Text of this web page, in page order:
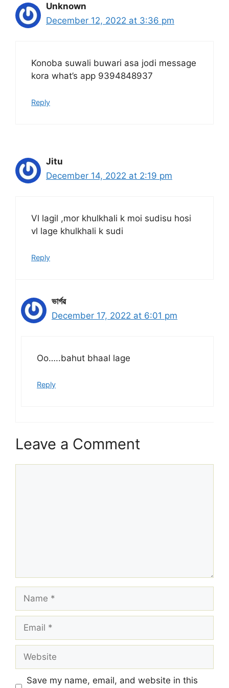
Unknown
December 12, 2022 at 3:36 pm
Konoba suwali buwari asa jodi message
kora what’s app 9394848937
Reply
Jitu
December 14, 2022 at 2:19 pm
Vl lagil ,mor khulkhali k moi sudisu hosi
vl lage khulkhali k sudi
Reply
ভাৰ্গৱ
December 17, 2022 at 6:01 pm
Oo…..bahut bhaal lage
Reply
Leave a Comment
Name
Email
Website
Save my name, email, and website in this